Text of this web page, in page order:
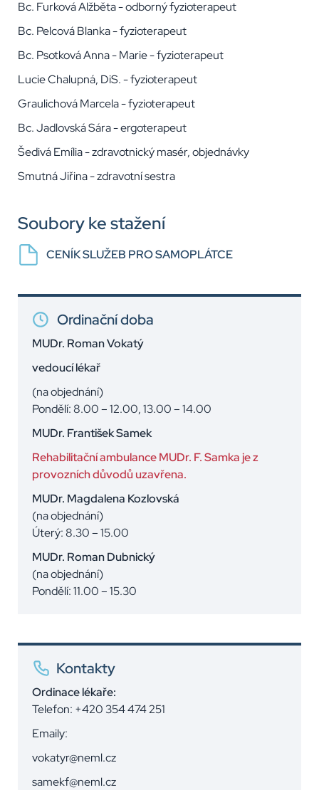
Bc. Furková Alžběta - odborný fyzioterapeut
Bc. Pelcová Blanka - fyzioterapeut
Bc. Psotková Anna - Marie - fyzioterapeut
Lucie Chalupná, DiS. - fyzioterapeut
Graulichová Marcela - fyzioterapeut
Bc. Jadlovská Sára - ergoterapeut
Šedivá Emília - zdravotnický masér, objednávky
Smutná Jiřina - zdravotní sestra
Soubory ke stažení
CENÍK SLUŽEB PRO SAMOPLÁTCE
Ordinační doba
MUDr. Roman Vokatý
vedoucí lékař
(na objednání)
Pondělí: 8.00 – 12.00, 13.00 – 14.00
MUDr. František Samek
Rehabilitační ambulance MUDr. F. Samka je z
provozních důvodů uzavřena.
MUDr. Magdalena Kozlovská
(na objednání)
Úterý: 8.30 – 15.00
MUDr. Roman Dubnický
(na objednání)
Pondělí: 11.00 – 15.30
Kontakty
Ordinace lékaře:
Telefon: +420 354 474 251
Emaily:
vokatyr@neml.cz
samekf@neml.cz